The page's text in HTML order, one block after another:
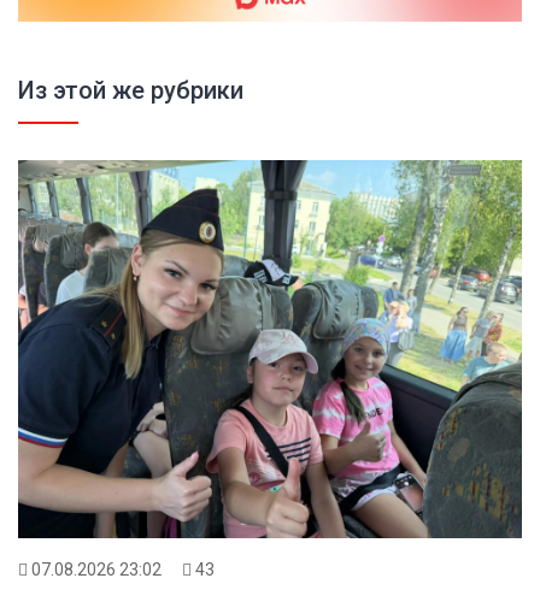
Из этой же рубрики
07.08.2026 23:02 43